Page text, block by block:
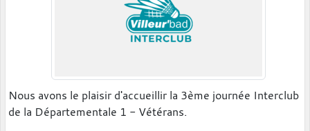
Nous avons le plaisir d'accueillir la 3ème journée Interclub
de la Départementale 1 - Vétérans.